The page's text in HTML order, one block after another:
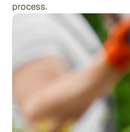
process.